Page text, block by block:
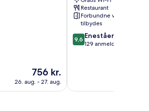
Prisen
er
756 kr.
756 kr.
26. aug. - 27. aug.
Shibuya
Restaurant
Forbundne værelser
tilbydes
9.6
ud
9,6 Enestående
129 anmeldelser